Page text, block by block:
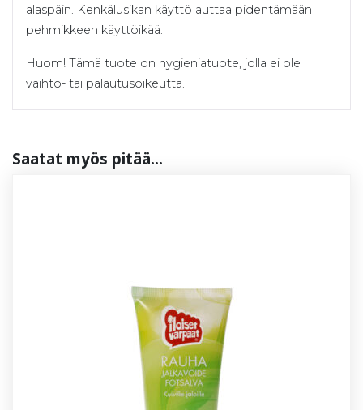
alaspäin. Kenkälusikan käyttö auttaa pidentämään
pehmikkeen käyttöikää.
Huom! Tämä tuote on hygieniatuote, jolla ei ole
vaihto- tai palautusoikeutta.
Saa­tat myös pi­tää...